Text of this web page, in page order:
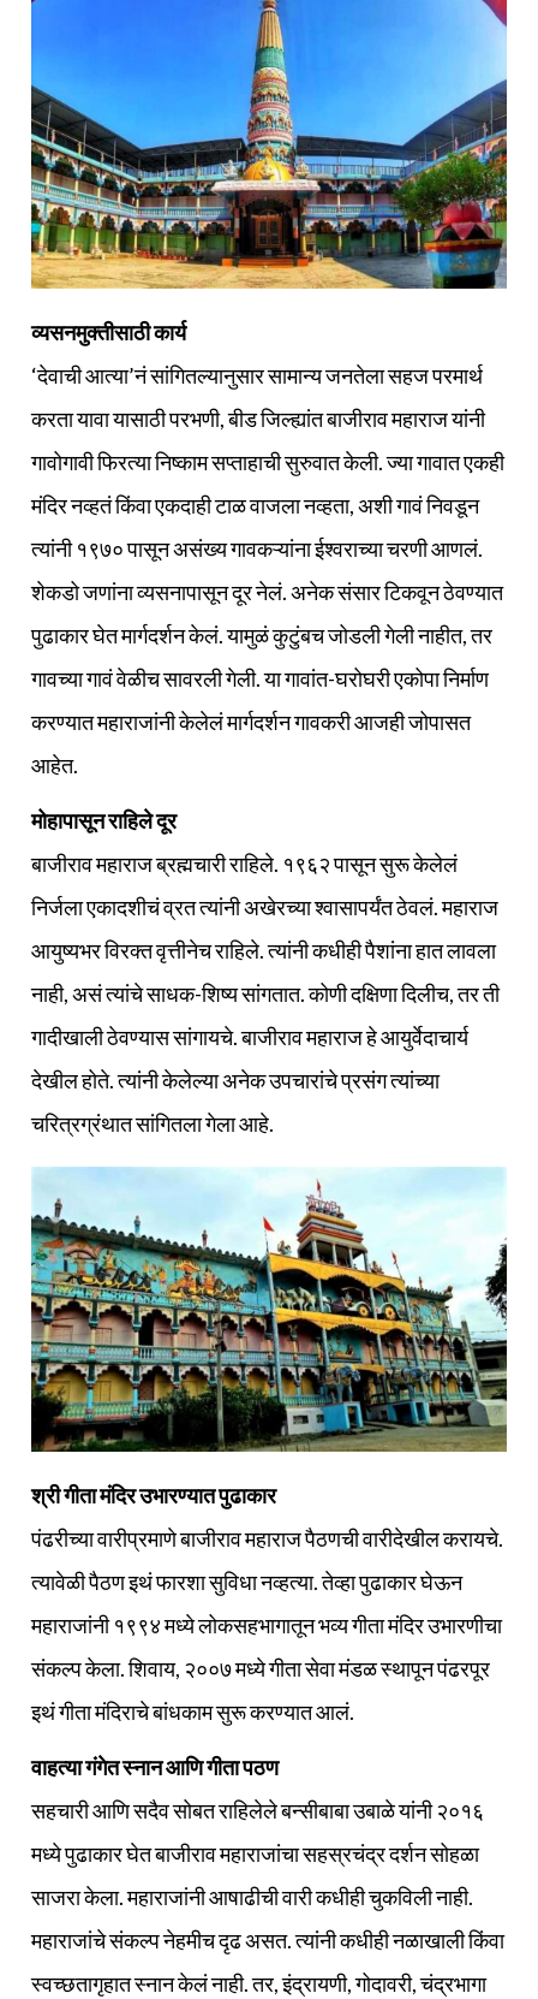
व्यसनमुक्तीसाठी कार्य
‘देवाची आत्या’नं सांगितल्यानुसार सामान्य जनतेला सहज परमार्थ
करता यावा यासाठी परभणी, बीड जिल्ह्यांत बाजीराव महाराज यांनी
गावोगावी फिरत्या निष्काम सप्ताहाची सुरुवात केली. ज्या गावात एकही
मंदिर नव्हतं किंवा एकदाही टाळ वाजला नव्हता, अशी गावं निवडून
त्यांनी १९७० पासून असंख्य गावकऱ्यांना ईश्‍वराच्या चरणी आणलं.
शेकडो जणांना व्यसनापासून दूर नेलं. अनेक संसार टिकवून ठेवण्यात
पुढाकार घेत मार्गदर्शन केलं. यामुळं कुटुंबच जोडली गेली नाहीत, तर
गावच्या गावं वेळीच सावरली गेली. या गावांत-घरोघरी एकोपा निर्माण
करण्यात महाराजांनी केलेलं मार्गदर्शन गावकरी आजही जोपासत
आहेत.
मोहापासून राहिले दूर
बाजीराव महाराज ब्रह्मचारी राहिले. १९६२ पासून सुरू केलेलं
निर्जला एकादशीचं व्रत त्यांनी अखेरच्या श्‍वासापर्यंत ठेवलं. महाराज
आयुष्यभर विरक्‍त वृत्तीनेच राहिले. त्यांनी कधीही पैशांना हात लावला
नाही, असं त्यांचे साधक-शिष्य सांगतात. कोणी दक्षिणा दिलीच, तर ती
गादीखाली ठेवण्यास सांगायचे. बाजीराव महाराज हे आयुर्वेदाचार्य
देखील होते. त्यांनी केलेल्या अनेक उपचारांचे प्रसंग त्यांच्या
चरित्रग्रंथात सांगितला गेला आहे.
श्री गीता मंदिर उभारण्यात पुढाकार
पंढरीच्या वारीप्रमाणे बाजीराव महाराज पैठणची वारीदेखील करायचे.
त्यावेळी पैठण इथं फारशा सुविधा नव्हत्या. तेव्हा पुढाकार घेऊन
महाराजांनी १९९४ मध्ये लोकसहभागातून भव्य गीता मंदिर उभारणीचा
संकल्प केला. शिवाय, २००७ मध्ये गीता सेवा मंडळ स्थापून पंढरपूर
इथं गीता मंदिराचे बांधकाम सुरू करण्यात आलं.
वाहत्या गंगेत स्नान आणि गीता पठण
सहचारी आणि सदैव सोबत राहिलेले बन्सीबाबा उबाळे यांनी २०१६
मध्ये पुढाकार घेत बाजीराव महाराजांचा सहस्रचंद्र दर्शन सोहळा
साजरा केला. महाराजांनी आषाढीची वारी कधीही चुकविली नाही.
महाराजांचे संकल्प नेहमीच दृढ असत. त्यांनी कधीही नळाखाली किंवा
स्वच्छतागृहात स्नान केलं नाही. तर, इंद्रायणी, गोदावरी, चंद्रभागा